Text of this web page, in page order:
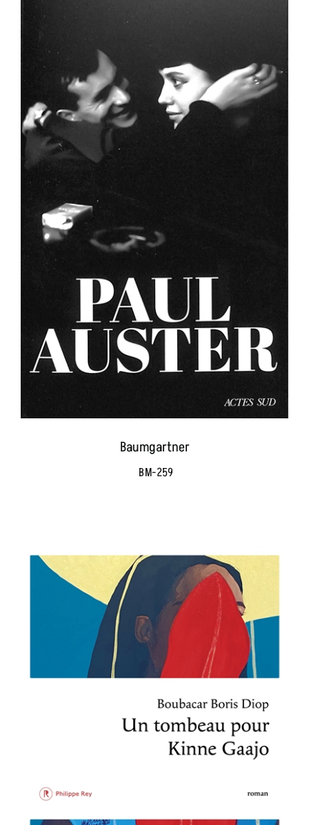
Baumgartner
BM-259